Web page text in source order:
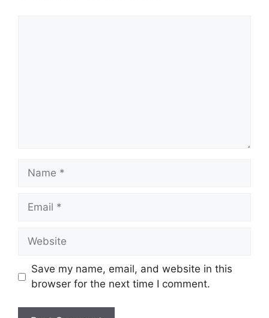
Save my name, email, and website in this
browser for the next time I comment.